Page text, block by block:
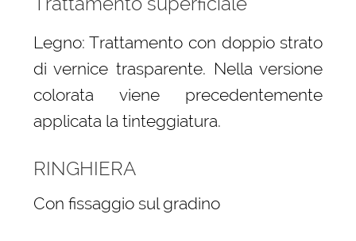
Legno: Trattamento con doppio strato
di vernice trasparente. Nella versione
colorata viene precedentemente
applicata la tinteggiatura.
RINGHIERA
Con fissaggio sul gradino